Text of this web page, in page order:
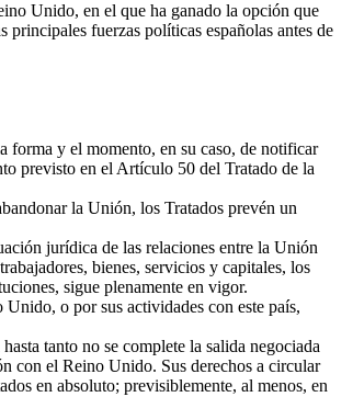
Unido, en el que ha ganado la opción que
fuerzas políticas españolas antes de
forma y el momento, en su caso, de notificar
previsto en el Artículo 50 del Tratado de la
la Unión, los Tratados prevén un
jurídica de las relaciones entre la Unión
bienes, servicios y capitales, los
sigue plenamente en vigor.
o por sus actividades con este país,
tanto no se complete la salida negociada
con el Reino Unido. Sus derechos a circular
en absoluto; previsiblemente, al menos, en